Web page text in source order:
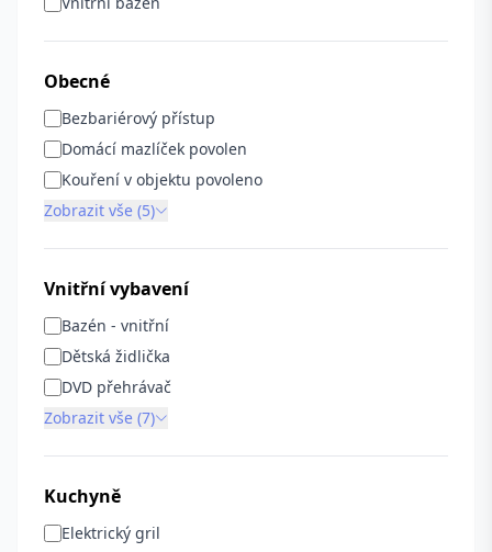
Obecné
Bezbariérový přístup
Domácí mazlíček povolen
Kouření v objektu povoleno
Zobrazit vše (5)
Vnitřní vybavení
Bazén - vnitřní
Dětská židlička
DVD přehrávač
Zobrazit vše (7)
Kuchyně
Elektrický gril